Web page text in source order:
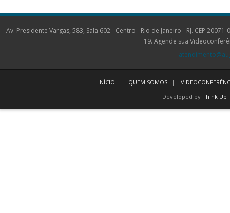
Av. Presidente Vargas, 583, Sala 602 - Centro - Rio de Janeiro - RJ. CEP
19. Agende sua
INÍCIO QUEM SOMOS
Developed by Think Up